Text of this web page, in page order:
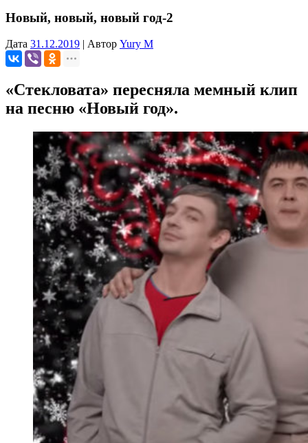
Новый, новый, новый год-2
Дата 31.12.2019 | Автор Yury M
«Стекловата» пересняла мемный клип
на песню «Новый год».